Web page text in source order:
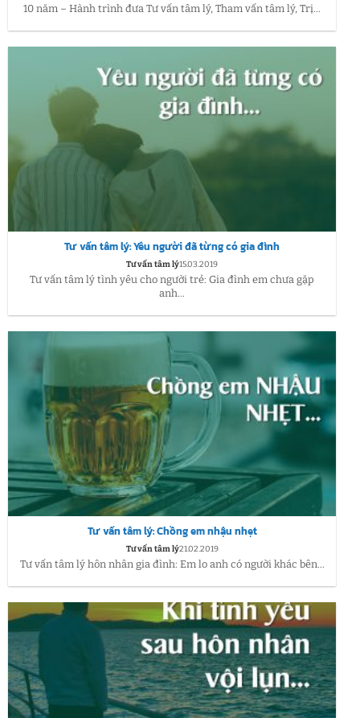
10 năm – Hành trình đưa Tư vấn tâm lý, Tham vấn tâm lý, Trị...
Tư vấn tâm lý: Yêu người đã từng có gia đình
Tư vấn tâm lý15.03.2019
Tư vấn tâm lý tình yêu cho người trẻ: Gia đình em chưa gặp
anh...
Tư vấn tâm lý: Chồng em nhậu nhẹt
Tư vấn tâm lý21.02.2019
Tư vấn tâm lý hôn nhân gia đình: Em lo anh có người khác bên...